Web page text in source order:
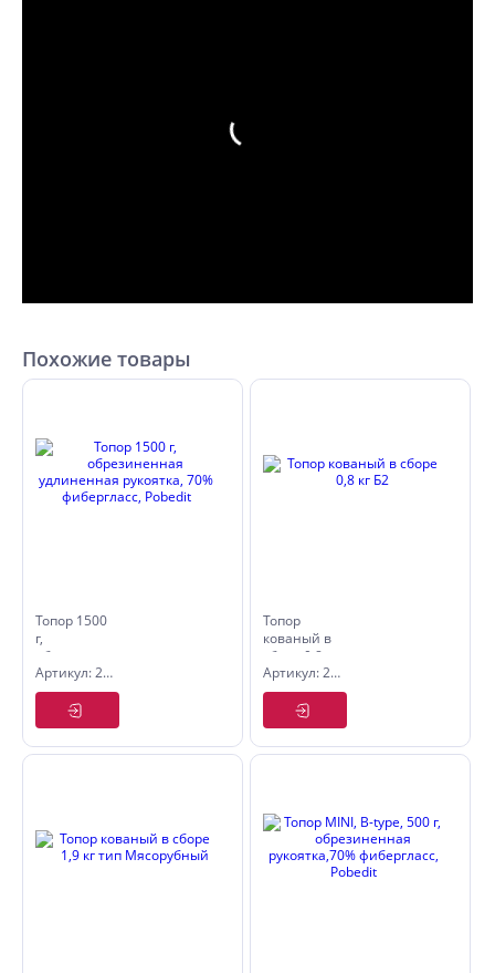
Похожие товары
Топор 1500
г,
обрезиненная
удлиненная
рукоятка,
фибергласс,
Pobedit
Артикул: 2544315
Топор
кованый в
сборе 0,8
кг Б2
Артикул: 2546218